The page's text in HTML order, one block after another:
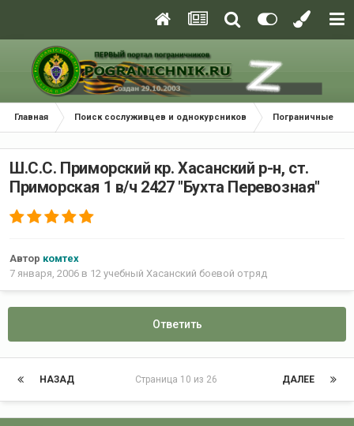
Главная Поиск сослуживцев и однокурсников Пограничные
Ш.С.С. Приморский кр. Хасанский р-н, ст.
Приморская 1 в/ч 2427 "Бухта Перевозная"
Автор комтех
7 января, 2006 в 12 учебный Хасанский боевой отряд
Ответить
НАЗАД ДАЛЕЕ
Страница 10 из 26